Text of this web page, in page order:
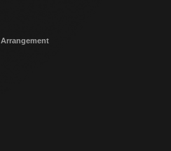
Arrangement